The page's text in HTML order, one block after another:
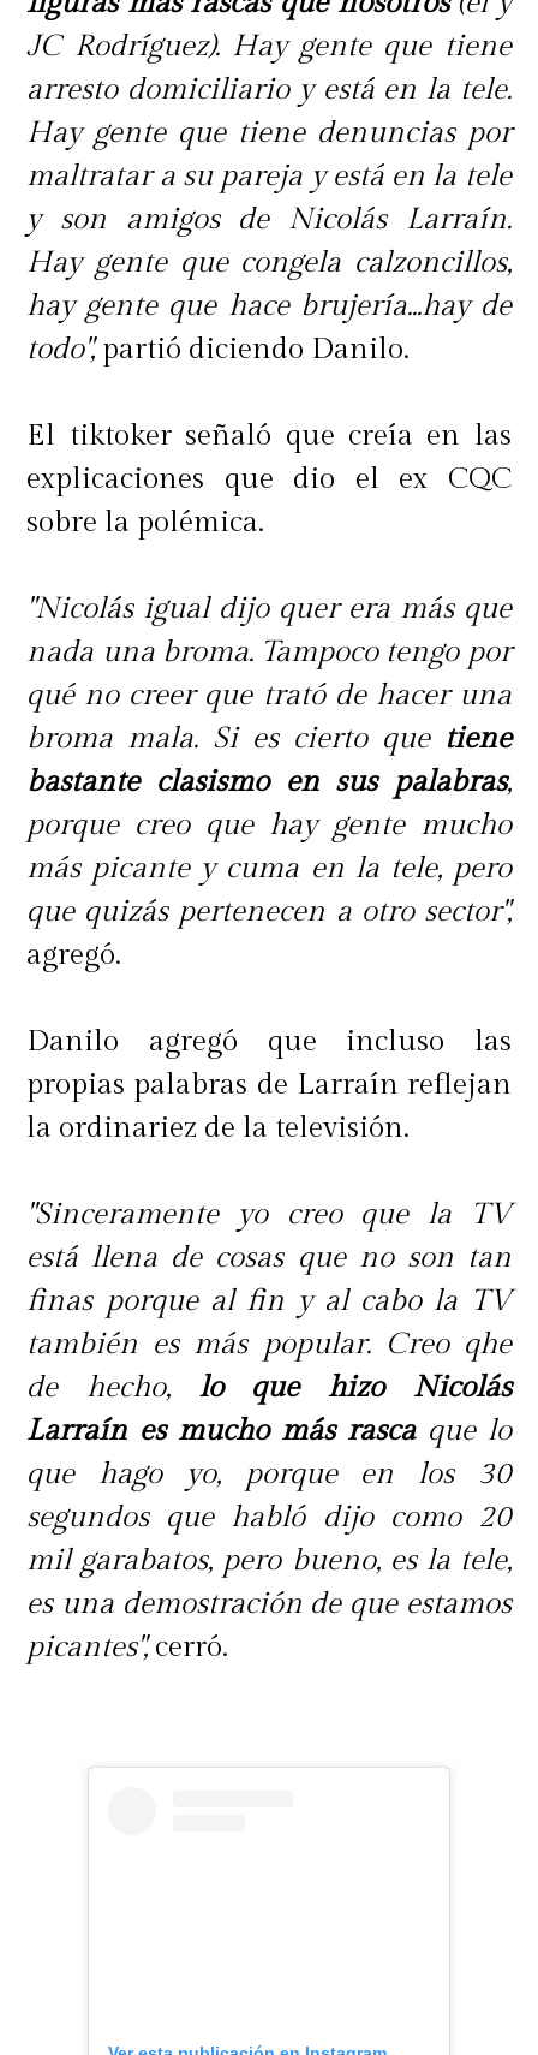
JC Rodríguez). Hay gente que tiene
arresto domiciliario y está en la tele.
Hay gente que tiene denuncias por
maltratar a su pareja y está en la tele
y son amigos de Nicolás Larraín.
Hay gente que congela calzoncillos,
hay gente que hace brujería...hay de
todo",partió diciendo Danilo.
El tiktoker señaló que creía en las
explicaciones que dio el ex CQC
sobre la polémica.
"Nicolás igual dijo quer era más que
nada una broma. Tampoco tengo por
qué no creer que trató de hacer una
broma mala. Si es cierto quetiene
bastante clasismo en sus palabras,
porque creo que hay gente mucho
más picante y cuma en la tele, pero
que quizás pertenecen a otro sector",
agregó.
Danilo agregó que incluso las
propias palabras de Larraín reflejan
la ordinariez de la televisión.
"Sinceramente yo creo que la TV
está llena de cosas que no son tan
finas porque al fin y al cabo la TV
también es más popular. Creo qhe
de hecho, lo que hizo Nicolás
Larraín es mucho más rascaque lo
que hago yo, porque en los 30
segundos que habló dijo como 20
mil garabatos, pero bueno, es la tele,
es una demostración de que estamos
picantes",cerró.